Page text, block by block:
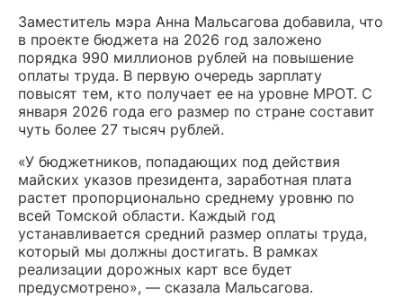
Заместитель мэра Анна Мальсагова добавила, что
в проекте бюджета на 2026 год заложено
порядка 990 миллионов рублей на повышение
оплаты труда. В первую очередь зарплату
повысят тем, кто получает ее на уровне МРОТ. С
января 2026 года его размер по стране составит
чуть более 27 тысяч рублей.
«У бюджетников, попадающих под действия
майских указов президента, заработная плата
растет пропорционально среднему уровню по
всей Томской области. Каждый год
устанавливается средний размер оплаты труда,
который мы должны достигать. В рамках
реализации дорожных карт все будет
предусмотрено», — сказала Мальсагова.